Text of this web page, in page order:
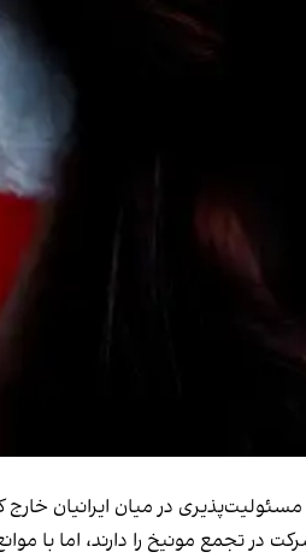
در میان ایرانیان
تجمع مونیخ را دارند، اما با